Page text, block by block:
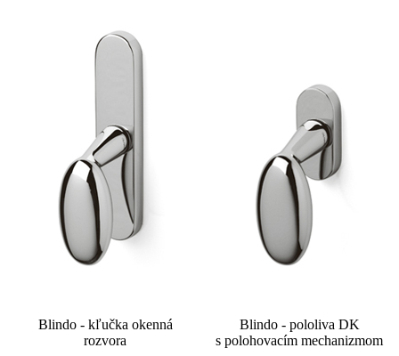
Blindo - kľučka okenná
rozvora
Blindo - pololiva DK
s polohovacím mechanizmom